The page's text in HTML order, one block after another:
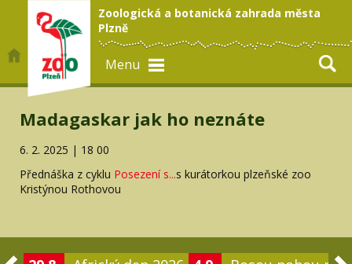
Zoologická a botanická zahrada města
Plzně
Menu
Madagaskar jak ho neznáte
6. 2. 2025 | 18 00
Přednáška z cyklu Posezení s...s kurátorkou plzeňské zoo
Kristýnou Rothovou